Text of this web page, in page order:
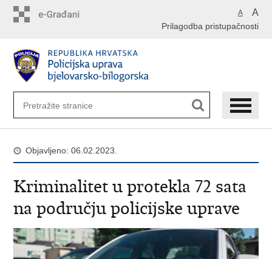
A A
Prilagodba pristupačnosti
Objavljeno: 06.02.2023.
Kriminalitet u protekla 72 sata
na području policijske uprave